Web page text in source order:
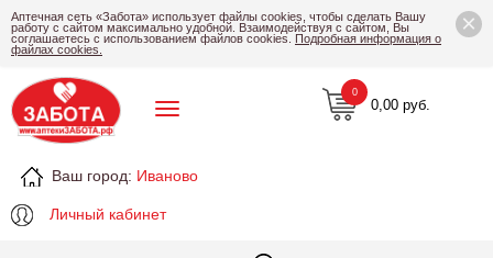
×
Аптечная сеть «Забота» использует файлы cookies, чтобы сделать Вашу
работу с сайтом максимально удобной. Взаимодействуя с сайтом, Вы
соглашаетесь с использованием файлов cookies. Подробная информация о
файлах cookies.
Ваш город: Иваново
Личный кабинет
0,00 руб.
0